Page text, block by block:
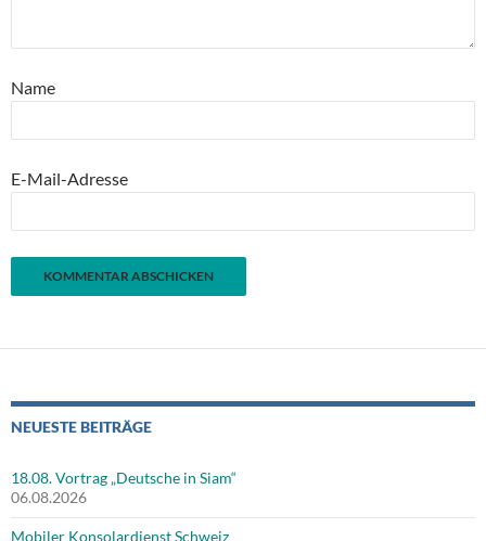
Name
E-Mail-Adresse
NEUESTE BEITRÄGE
18.08. Vortrag „Deutsche in Siam“
06.08.2026
Mobiler Konsolardienst Schweiz